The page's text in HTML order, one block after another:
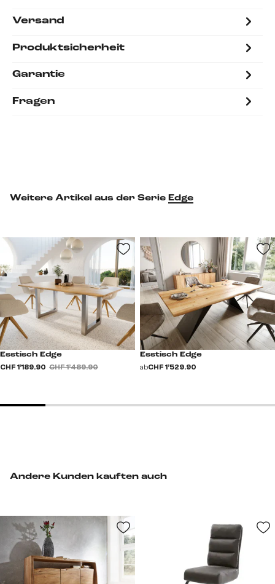
Versand
Produktsicherheit
Garantie
Fragen
Andere Kunden kauften auch
Weitere Artikel aus der Serie Edge
Esstisch Edge
CHF 1’189.90 CHF 1’489.90
Esstisch Edge
abCHF 1’529.90